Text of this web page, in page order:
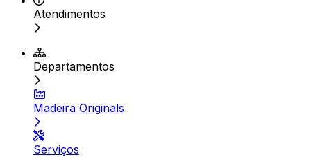
Atendimentos
Departamentos
Madeira Originals
Serviços